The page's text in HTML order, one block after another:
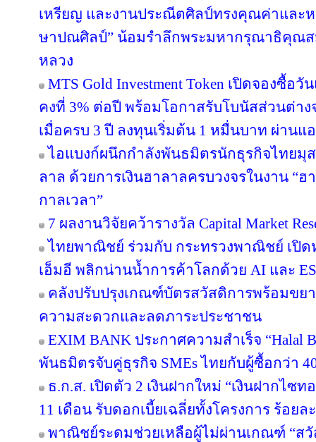
เหรียญ และงานประณีตศิลป์ทรงคุณค่าและ
ษาปณศิลป์” น้อมรำลึกพระมหากรุณาธิคุณ
หลวง
MTS Gold Investment Token เปิดจองซื้อ
คงที่ 3% ต่อปี พร้อมโอกาสรับโบนัสส่วนต่า
เมื่อครบ 3 ปี ลงทุนเริ่มต้น 1 หมื่นบาท ผ่านแ
ไอแบงก์ผนึกกำลังพันธมิตรนักธุรกิจไทยมุ
ลาล ด้วยการเงินฮาลาลครบวงจรในงาน “
กาลเวลา”
7 ผลงานวิจัยคว้ารางวัล Capital Market
ไทยพาณิชย์ ร่วมกับ กระทรวงพาณิชย์ เปิด
เอ็มอี พลิกน่านน้ำการค้าโลกด้วย AI และ
คลังปรับปรุงเกณฑ์บัตรสวัสดิการพร้อมขย
ความสะดวกและลดภาระประชาชน
EXIM BANK ประกาศความสำเร็จ “Halal
พันธมิตรจับคู่ธุรกิจ SMEs ไทยกับผู้ซื้อกว่า
ธ.ก.ส. เปิดตัว 2 เงินฝากใหม่ “เงินฝากไซท
11 เดือน รับดอกเบี้ยเฉลี่ยทั้งโครงการ ร้อยล
พาณิชย์ระดมช่วยเหลือผู้ไม่ผ่านเกณฑ์ “ส